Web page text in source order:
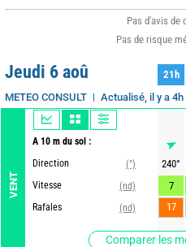
Pas d'avis de
Pas de risque
Jeudi 6 aoû
METEO CONSULT Actualisé, il y a 4h
VENT
A 10 m du sol :
Direction
(°)
Vitesse
(nd)
Rafales
(nd)
Comparer les
21h
21h
240°
7
17